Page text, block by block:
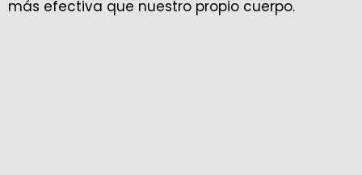
más efectiva que nuestro propio cuerpo.